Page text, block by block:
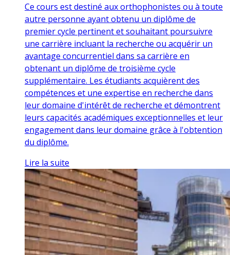
Ce cours est destiné aux orthophonistes ou à toute
autre personne ayant obtenu un diplôme de
premier cycle pertinent et souhaitant poursuivre
une carrière incluant la recherche ou acquérir un
avantage concurrentiel dans sa carrière en
obtenant un diplôme de troisième cycle
supplémentaire. Les étudiants acquièrent des
compétences et une expertise en recherche dans
leur domaine d'intérêt de recherche et démontrent
leurs capacités académiques exceptionnelles et leur
engagement dans leur domaine grâce à l'obtention
du diplôme.
Lire la suite